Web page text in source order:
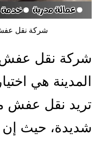
شركة نقل
شركة نقل
المدينة هي
تريد نقل عفش
شديدة، حيث إن